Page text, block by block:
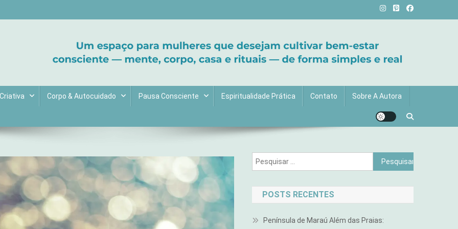
Corpo & Autocuidado Pausa Consciente Espiritualidade Prática Contato Sobre A Autora
Pesquisar
por:
POSTS RECENTES
Península de Maraú Além das Praias: